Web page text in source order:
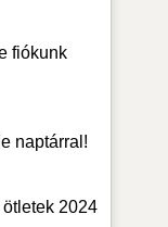
fiókunk
naptárral!
2024